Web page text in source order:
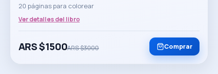
20 páginas para colorear
Ver detalles del libro
ARS $1500ARS $3000 Comprar